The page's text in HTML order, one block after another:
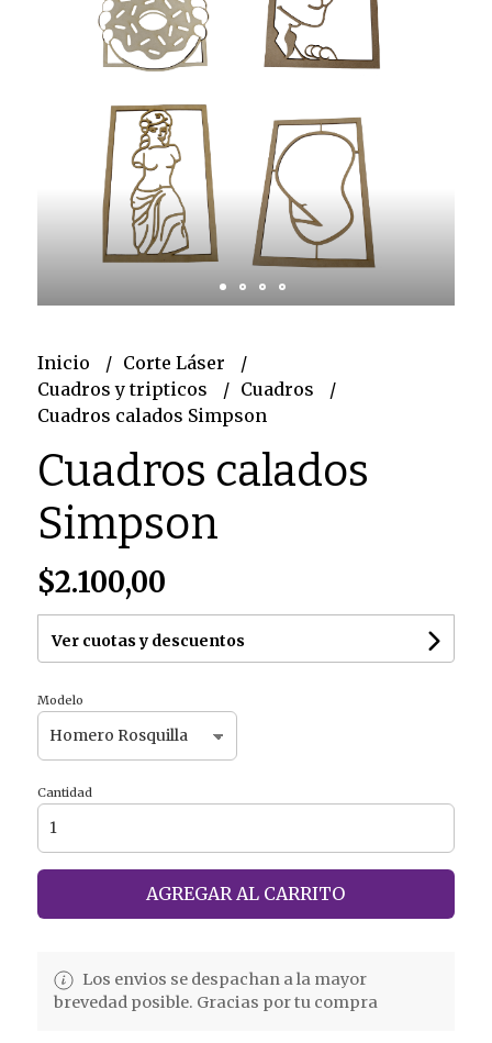
Inicio
Corte Láser
Cuadros y tripticos
Cuadros
Cuadros calados Simpson
Cuadros calados
Simpson
$2.100,00
Ver cuotas y descuentos
Modelo
Cantidad
AGREGAR AL CARRITO
Los envios se despachan a la mayor
brevedad posible. Gracias por tu compra